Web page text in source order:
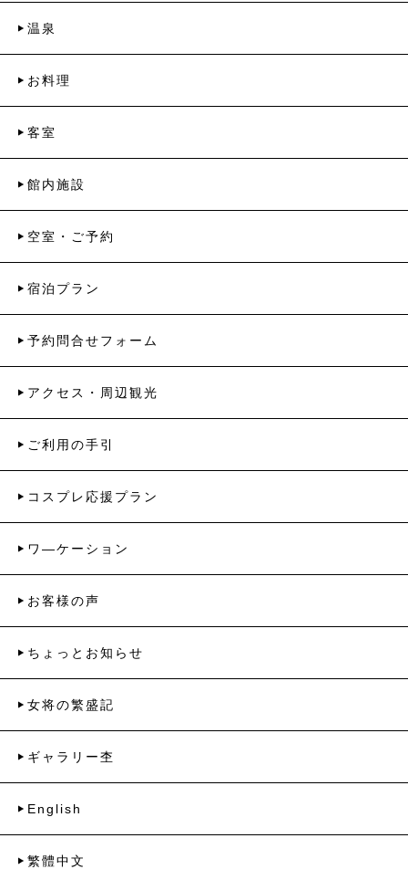
温泉
お料理
客室
館内施設
空室・ご予約
宿泊プラン
予約問合せフォーム
アクセス・周辺観光
ご利用の手引
コスプレ応援プラン
ワ―ケーション
お客様の声
ちょっとお知らせ
女将の繁盛記
ギャラリー杢
English
繁體中文